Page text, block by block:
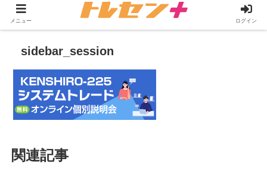
sidebar_session
関連記事
メニュー ログイン